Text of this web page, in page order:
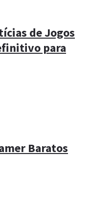
de Jogos
para
Baratos